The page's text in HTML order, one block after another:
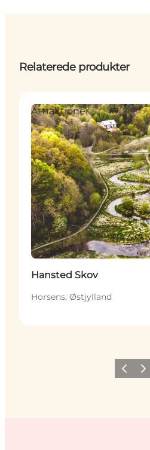
Relaterede produkter
Attraktioner
Hansted Skov
Horsens, Østjylland
Forrige